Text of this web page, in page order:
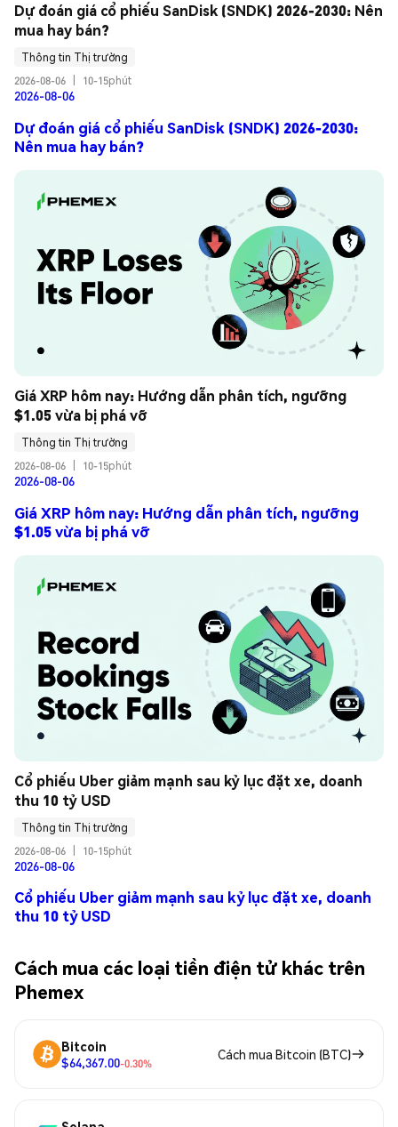
Dự đoán giá cổ phiếu SanDisk (SNDK) 2026-2030: Nên
mua hay bán?
Thông tin Thị trường
2026-08-06
10-15phút
2026-08-06
Dự đoán giá cổ phiếu SanDisk (SNDK) 2026-2030:
Nên mua hay bán?
Giá XRP hôm nay: Hướng dẫn phân tích, ngưỡng
$1.05 vừa bị phá vỡ
Thông tin Thị trường
2026-08-06
10-15phút
2026-08-06
Giá XRP hôm nay: Hướng dẫn phân tích, ngưỡng
$1.05 vừa bị phá vỡ
Cổ phiếu Uber giảm mạnh sau kỷ lục đặt xe, doanh
thu 10 tỷ USD
Thông tin Thị trường
2026-08-06
10-15phút
2026-08-06
Cổ phiếu Uber giảm mạnh sau kỷ lục đặt xe, doanh
thu 10 tỷ USD
Cách mua các loại tiền điện tử khác trên
Phemex
Bitcoin
$64,367.00-0.30%
Cách mua Bitcoin (BTC)